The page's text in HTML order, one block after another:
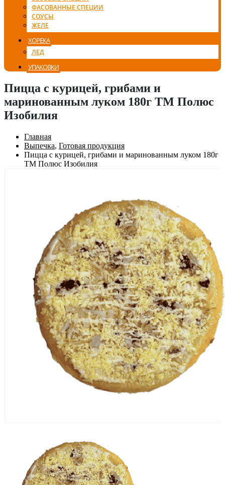
ФАСОВАННЫЕ СПЕЦИИ
СОУСЫ
ЖЕЛЕ
ХОРЕКА
ЛЕД
УПАКОВКИ
Пицца с курицей, грибами и
маринованным луком 180г ТМ Полюс
Изобилия
Главная
Выпечка, Готовая продукция
Пицца с курицей, грибами и маринованным луком 180г
ТМ Полюс Изобилия